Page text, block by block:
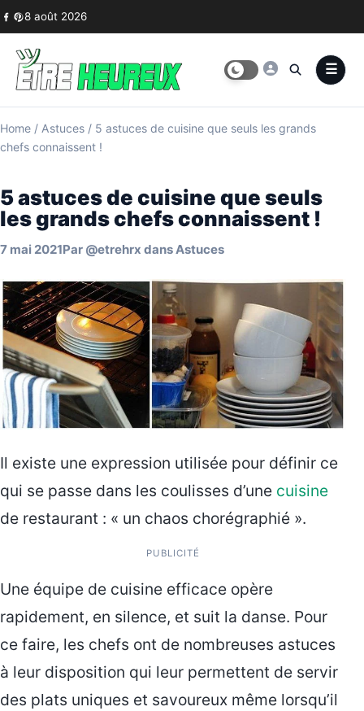
Skip to content
8 août 2026
Home / Astuces / 5 astuces de cuisine que seuls les grands
chefs connaissent !
5 astuces de cuisine que seuls
les grands chefs connaissent !
7 mai 2021Par @etrehrx dansAstuces
Il existe une expression utilisée pour définir ce
qui se passe dans les coulisses d’une cuisine
de restaurant : « un chaos chorégraphié ».
PUBLICITÉ
Une équipe de cuisine efficace opère
rapidement, en silence, et suit la danse. Pour
ce faire, les chefs ont de nombreuses astuces
à leur disposition qui leur permettent de servir
des plats uniques et savoureux même lorsqu’il